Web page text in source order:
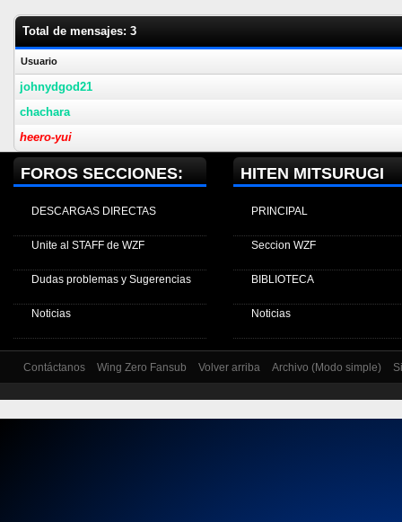
Total de mensajes: 3
Usuario
johnydgod21
chachara
heero-yui
FOROS SECCIONES:
DESCARGAS DIRECTAS
Unite al STAFF de WZF
Dudas problemas y Sugerencias
Noticias
HITEN MITSURUGI
PRINCIPAL
Seccion WZF
BIBLIOTECA
Noticias
Contáctanos Wing Zero Fansub Volver arriba Archivo (Modo simple)